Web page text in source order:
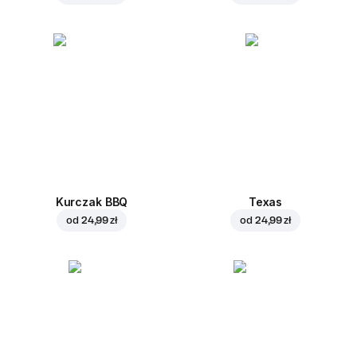
Kurczak BBQ
od 24,99 zł
Texas
od 24,99 zł